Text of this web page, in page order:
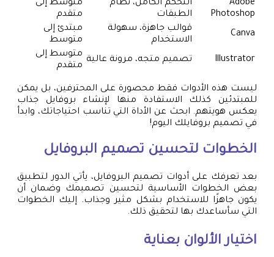
Adobe
Photoshop
التحكم الكامل، نظام
الطبقات
متوسط إلى
متقدم
Canva
قوالب جاهزة، سهولة
الاستخدام
مبتدئ إلى
متوسط
Illustrator
تصميم متجه، مرونة عالية
متوسط إلى
متقدم
ليست هذه الأدوات فقط محصورة على المحترفين، بل يمكن
للمبتدئين كذلك الاستفادة منها لإنشاء بروفايل جذاب
يعكس هويتهم. ابحث عن الأداة التي تناسب احتياجاتك، وابدأ
في تصميم بروفايلك اليوم!
الخطوات لتحسين تصميم البروفايل
بعد تعرفك على أدوات تصميم البروفايل، يأتي الدور لتطبيق
بعض الخطوات الأساسية لتحسين تصميمك وضمان أن
يكون جاهزًا للاستخدام بشكل مثير وجذاب. إليك الخطوات
التي سأساعدك بها لتحقيق ذلك.
اختيار الألوان بعناية